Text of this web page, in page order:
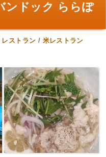
ンドック ららぽ
レストラン / 米レストラン